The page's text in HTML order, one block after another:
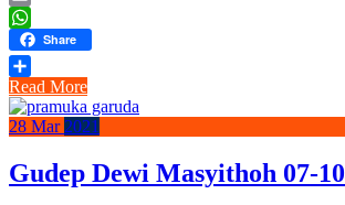
Email
WhatsApp
Share
Share
Read More
28 Mar 2021
Gudep Dewi Masyithoh 07-